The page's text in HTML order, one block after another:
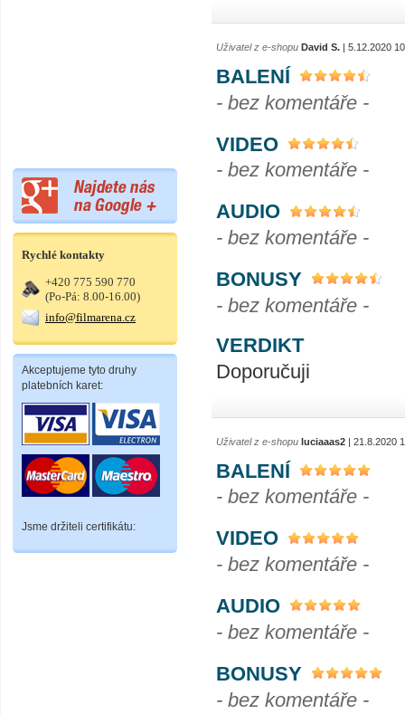
Rychlé kontakty
+420 775 590 770
(Po-Pá: 8.00-16.00)
info@filmarena.cz
Akceptujeme tyto druhy
platebních karet:
Jsme držiteli certifikátu:
Uživatel z e-shopu David S. | 5.12.2020
BALENÍ
- bez komentáře -
VIDEO
- bez komentáře -
AUDIO
- bez komentáře -
BONUSY
- bez komentáře -
VERDIKT
Doporučuji
Uživatel z e-shopu luciaaas2 | 21.8.2020
BALENÍ
- bez komentáře -
VIDEO
- bez komentáře -
AUDIO
- bez komentáře -
BONUSY
- bez komentáře -